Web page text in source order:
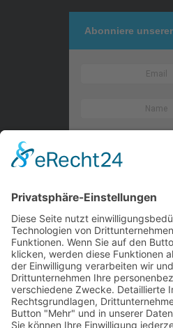
Abonniere
Kontaktieren Sie uns
WalBee
Bizzmade GmbH
Gießereistraße 29
83022 Rosenheim
Tel.:+49 8031 282 09 50